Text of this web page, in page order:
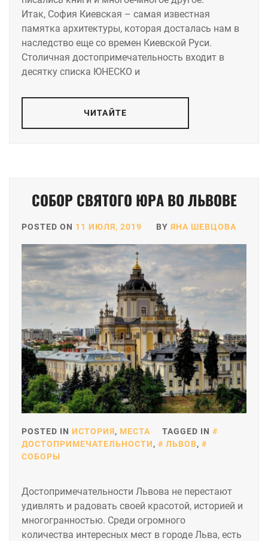
Итак, София Киевская – самая известная
памятка архитектуры, которая досталась нам в
наследство еще со времен Киевской Руси.
Столичная достопримечательность входит в
десятку списка ЮНЕСКО и
ЧИТАЙТЕ
СОБОР СВЯТОГО ЮРА ВО ЛЬВОВЕ
POSTED ON 11 ИЮЛЯ, 2019 BY ЯНА ШЕВЦОВА
POSTED IN ИСТОРИЯ, МЕСТА
TAGGED IN
ДОСТОПРИМЕЧАТЕЛЬНОСТИ, ЛЬВОВ,
СОБОРЫ
Достопримечательности Львова не перестают
удивлять и радовать своей красотой, историей и
многогранностью. Среди огромного
количества интересных мест в городе Льва, есть